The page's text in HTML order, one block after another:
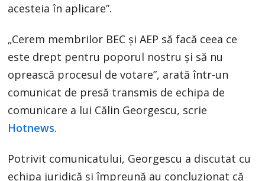
acesteia în aplicare”.
„Cerem membrilor BEC și AEP să facă ceea ce
este drept pentru poporul nostru și să nu
oprească procesul de votare”, arată într-un
comunicat de presă transmis de echipa de
comunicare a lui Călin Georgescu, scrie
Hotnews.
Potrivit comunicatului, Georgescu a discutat cu
echipa juridică și împreună au concluzionat că